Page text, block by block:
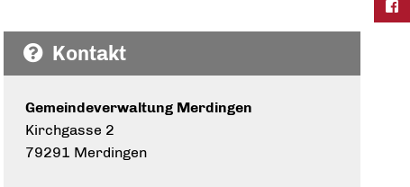
Kontakt
Gemeindeverwaltung Merdingen
Kirchgasse 2
79291 Merdingen